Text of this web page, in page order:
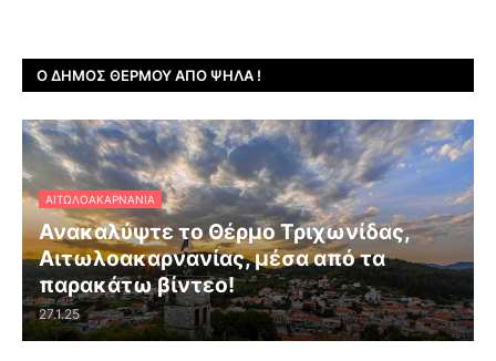
Ο ΔΉΜΟΣ ΘΈΡΜΟΥ ΑΠΌ ΨΗΛΆ !
ΑΙΤΩΛΟΑΚΑΡΝΑΝΊΑ
Ανακαλύψτε το Θέρμο Τριχωνίδας,
Αιτωλοακαρνανίας, μέσα από τα
παρακάτω βίντεο!
27.1.25